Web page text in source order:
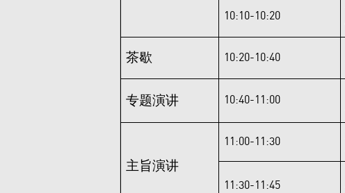
10:10-10:20
茶歇 10:20-10:40
专题演讲 10:40-11:00
主旨演讲
11:00-11:30
11:30-11:45